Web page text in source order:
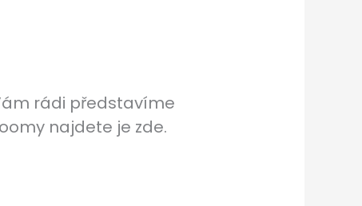
rádi představíme
najdete je zde.